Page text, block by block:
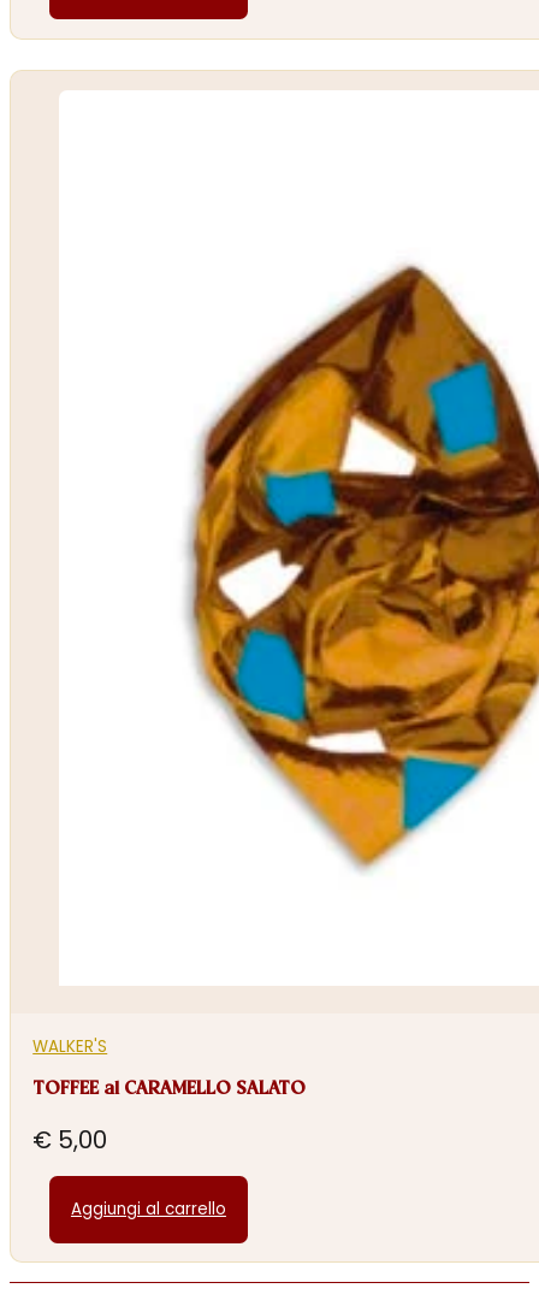
WALKER'S
TOFFEE al CARAMELLO SALATO
€ 5,00
Aggiungi al carrello